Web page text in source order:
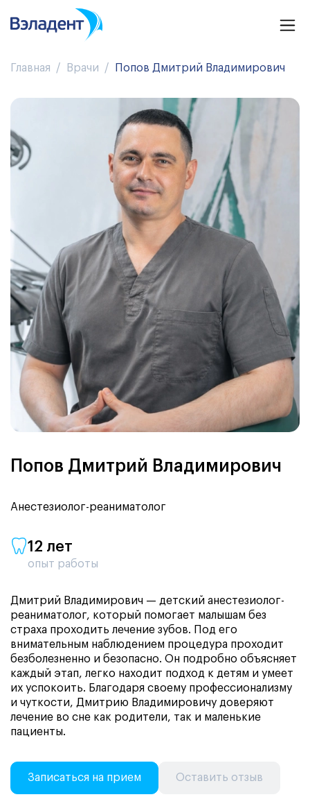
Главная Врачи Попов Дмитрий Владимирович
Попов Дмитрий Владимирович
Анестезиолог-реаниматолог
12 лет
опыт работы
Дмитрий Владимирович — детский анестезиолог-
реаниматолог, который помогает малышам без
страха проходить лечение зубов. Под его
внимательным наблюдением процедура проходит
безболезненно и безопасно. Он подробно объясняет
каждый этап, легко находит подход к детям и умеет
их успокоить. Благодаря своему профессионализму
и чуткости, Дмитрию Владимировичу доверяют
лечение во сне как родители, так и маленькие
пациенты.
Записаться на прием Оставить отзыв